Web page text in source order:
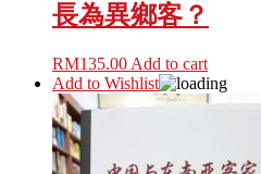
長為異鄉客？
RM135.00 Add to cart
Add to Wishlist